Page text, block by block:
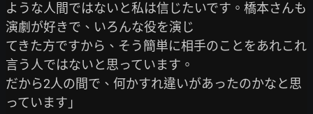
ような人間ではないと私は信じたいです。橋本さんも
演劇が好きで、いろんな役を演じ
てきた方ですから、そう簡単に相手のことをあれこれ
言う人ではないと思っています。
だから2人の間で、何かすれ違いがあったのかなと思
っています」